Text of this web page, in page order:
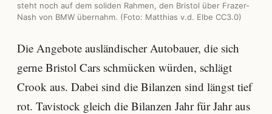
steht noch auf dem soliden Rahmen, den Bristol über Frazer-
Nash von BMW übernahm. (Foto: Matthias v.d. Elbe CC3.0)
Die Angebote ausländischer Autobauer, die sich
gerne Bristol Cars schmücken würden, schlägt
Crook aus. Dabei sind die Bilanzen sind längst tief
rot. Tavistock gleich die Bilanzen Jahr für Jahr aus